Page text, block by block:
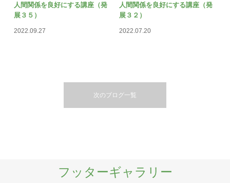
人間関係を良好にする講座（発
展３５）
2022.09.27
人間関係を良好にする講座（発
展３２）
2022.07.20
次のブログ一覧
フッターギャラリー